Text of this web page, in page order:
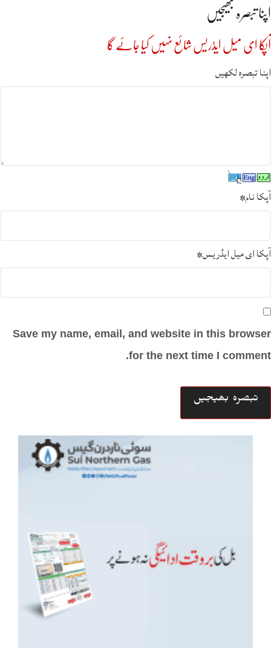
اپنا تبصرہ بھیجیں
آپکا ای میل ایڈریس شائع نہیں کیا جائے گا
اپنا تبصرہ لکھیں
آپکا نام*
آپکا ای میل ایڈریس*
Save my name, email, and website in this browser
for the next time I comment.